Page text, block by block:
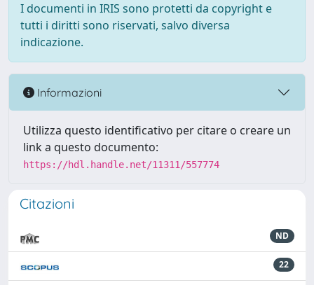
I documenti in IRIS sono protetti da copyright e
tutti i diritti sono riservati, salvo diversa
indicazione.
Informazioni
Utilizza questo identificativo per citare o creare un
link a questo documento:
https://hdl.handle.net/11311/557774
Citazioni
ND
22